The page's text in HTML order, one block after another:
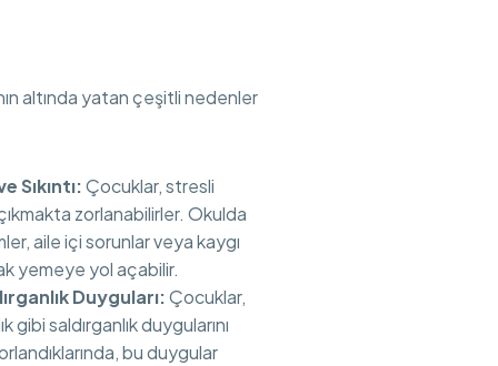
altında yatan çeşitli nedenler
Sıkıntı:Çocuklar, stresli
zorlanabilirler. Okulda
aile içi sorunlar veya kaygı
yemeye yol açabilir.
Duyguları:Çocuklar,
gibi saldırganlık duygularını
bu duygular